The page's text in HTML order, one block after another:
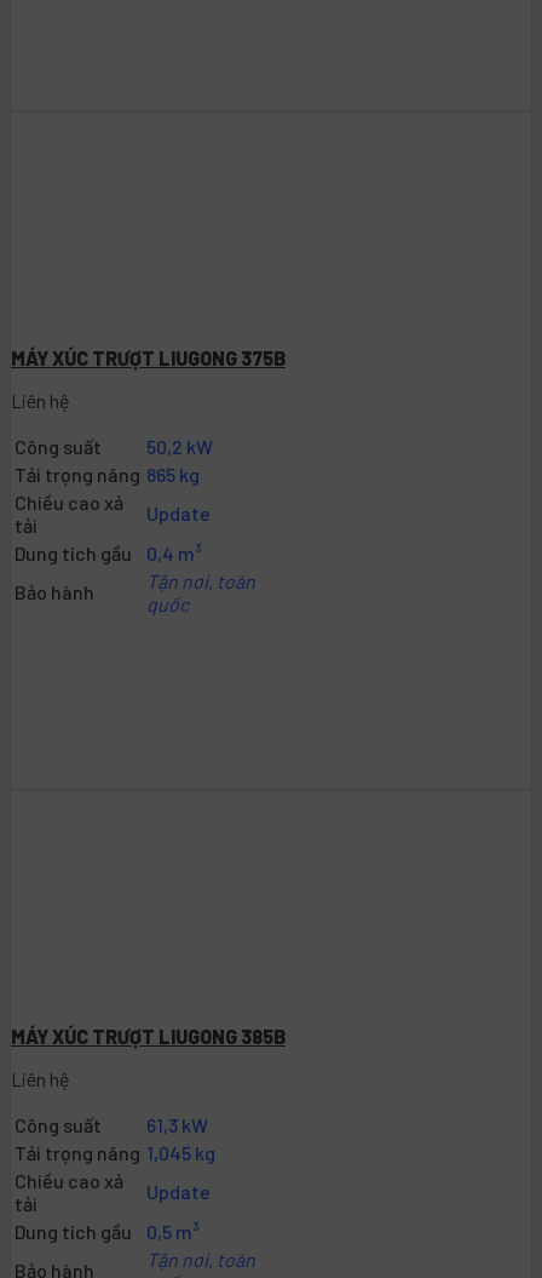
MÁY XÚC TRƯỢT LIUGONG 375B
Liên hệ
Công suất
50,2 kW
Tải trọng nâng 865 kg
Chiều cao xả
tải
Update
Dung tích gầu
0,4 m³
Bảo hành
Tận nơi, toàn
quốc
MÁY XÚC TRƯỢT LIUGONG 385B
Liên hệ
Công suất
61,3 kW
Tải trọng nâng 1,045 kg
Chiều cao xả
tải
Update
Dung tích gầu
0,5 m³
Bảo hành
Tận nơi, toàn